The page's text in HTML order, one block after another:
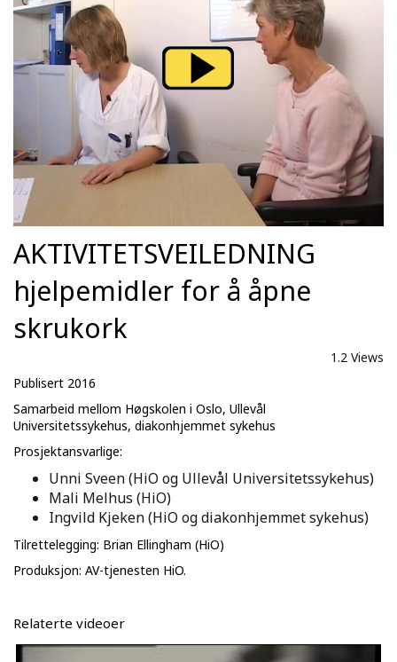
AKTIVITETSVEILEDNING
hjelpemidler for å åpne
skrukork
1.2 Views
Publisert 2016
Samarbeid mellom Høgskolen i Oslo, Ullevål
Universitetssykehus, diakonhjemmet sykehus
Prosjektansvarlige:
Unni Sveen (HiO og Ullevål Universitetssykehus)
Mali Melhus (HiO)
Ingvild Kjeken (HiO og diakonhjemmet sykehus)
Tilrettelegging: Brian Ellingham (HiO)
Produksjon: AV-tjenesten HiO.
Relaterte videoer